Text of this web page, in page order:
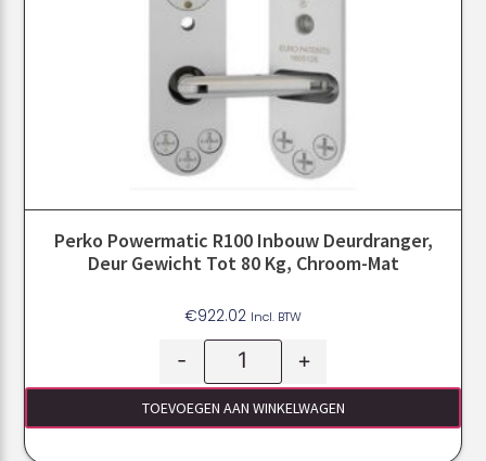
Perko Powermatic R100 Inbouw Deurdranger,
Deur Gewicht Tot 80 Kg, Chroom-Mat
€922.02 Incl. BTW
- +
TOEVOEGEN AAN WINKELWAGEN